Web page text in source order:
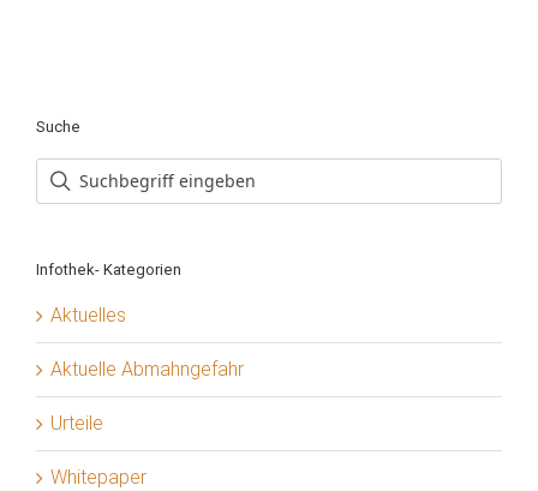
Suche
Infothek- Kategorien
Aktuelles
Aktuelle Abmahngefahr
Urteile
Whitepaper